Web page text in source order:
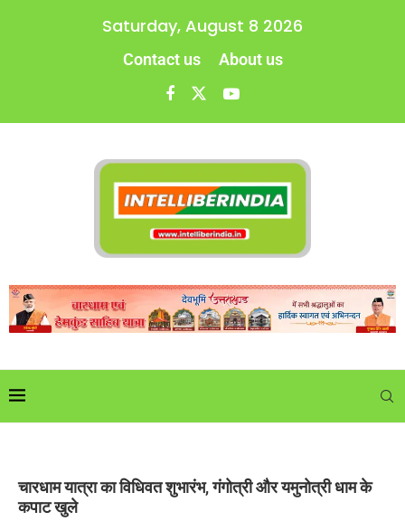
Saturday, August 8 2026
Contact us About us
चारधाम यात्रा का विधिवत शुभारंभ, गंगोत्री और यमुनोत्री धाम के
कपाट खुले